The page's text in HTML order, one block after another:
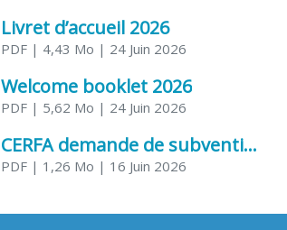
Livret d’accueil 2026
PDF | 4,43 Mo | 24 Juin 2026
Welcome booklet 2026
PDF | 5,62 Mo | 24 Juin 2026
CERFA demande de subvention association
PDF | 1,26 Mo | 16 Juin 2026